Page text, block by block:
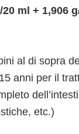
ml + 1,906
al di sopra
anni per il
etc.)